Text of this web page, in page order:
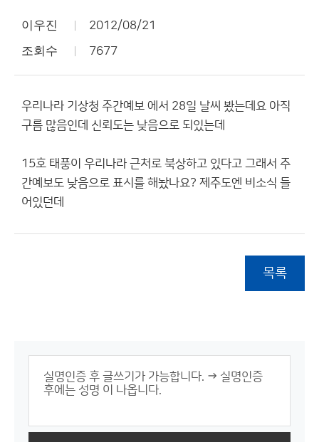
이우진 2012/08/21
조회수 7677
우리나라 기상청 주간예보 에서 28일 날씨 봤는데요 아직
구름 많음인데 신뢰도는 낮음으로 되있는데
15호 태풍이 우리나라 근처로 북상하고 있다고 그래서 주
간예보도 낮음으로 표시를 해놨나요? 제주도엔 비소식 들
어있던데
목록